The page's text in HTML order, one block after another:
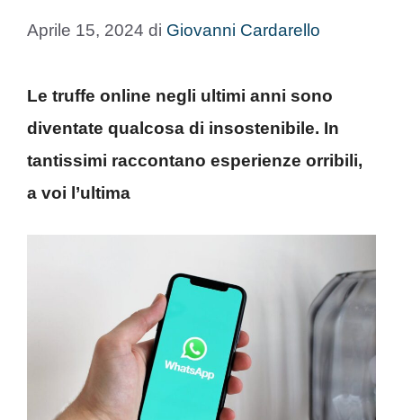
Aprile 15, 2024 di Giovanni Cardarello
Le truffe online negli ultimi anni sono
diventate qualcosa di insostenibile. In
tantissimi raccontano esperienze orribili,
a voi l’ultima